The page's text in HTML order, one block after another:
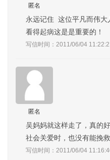
匿名
永远记住 这位平凡而伟大
看得起病这是是重要的！
写信时间：2011/06/04
匿名
吴妈妈就这样走了，真的
社会关爱时，也没有能挽
写信时间：2011/06/04